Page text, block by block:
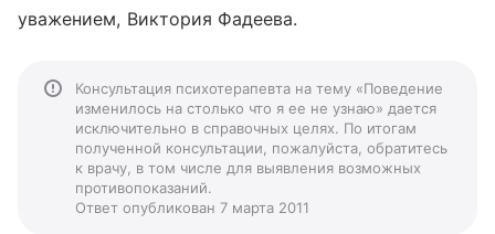
уважением, Виктория Фадеева.
Консультация психотерапевта на тему «Поведение
изменилось на столько что я ее не узнаю» дается
исключительно в справочных целях. По итогам
полученной консультации, пожалуйста, обратитесь
к врачу, в том числе для выявления возможных
противопоказаний.
Ответ опубликован 7 марта 2011